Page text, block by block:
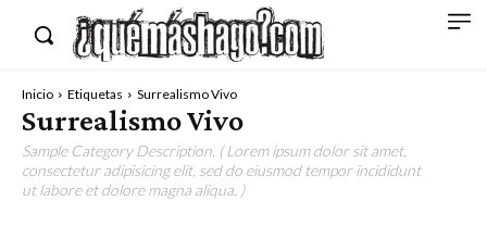
Inicio Etiquetas Surrealismo Vivo
Surrealismo Vivo
Sample Category Description. ( Lorem ipsum dolor sit amet,
consectetur adipisicing elit, sed do eiusmod tempor incididunt
ut labore et dolore magna aliqua. )